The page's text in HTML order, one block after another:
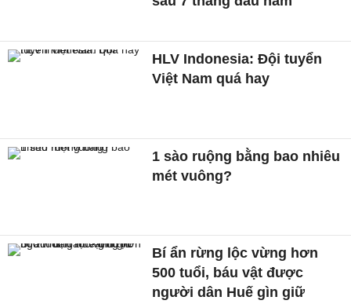
HLV Indonesia: Đội tuyển
Việt Nam quá hay
1 sào ruộng bằng bao nhiêu
mét vuông?
Bí ẩn rừng lộc vừng hơn
500 tuổi, báu vật được
người dân Huế gìn giữ